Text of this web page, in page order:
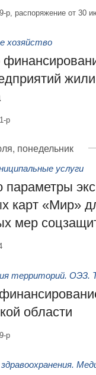
р, распоряжение от 30
хозяйство
р
понедельник
услуги
параметры
карт «Мир»
мер
территорий. ОЭЗ.
области
р